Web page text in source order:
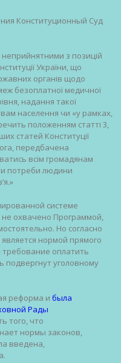
Конституционный Суд
з позицій
України, що
органів щодо
безоплатної медичної
надання такої
населення чи «у рамках,
положенням статті 3,
статей Конституції
передбачена
всім громадянам
потреби людини
системе
не охвачено Программой,
Но согласно
нормой прямого
требование оплатить
подвергнут уголовному
реформа и была
Рады
того, что
нормы законов,
введена,